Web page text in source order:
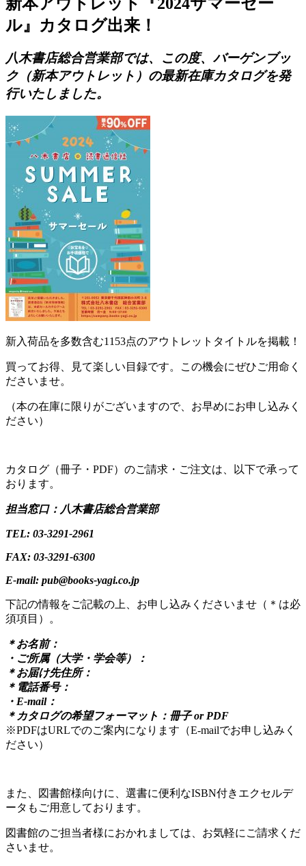
ル』カタログ出来！
八木書店総合営業部では、この度、バーゲンブッ
ク（新本アウトレット）の最新在庫カタログを発
行いたしました。
新入荷品を多数含む1153点のアウトレットタイトルを掲載！
買ってお得、見て楽しい目録です。この機会にぜひご用命く
ださいませ。
（本の在庫に限りがございますので、お早めにお申し込みく
ださい）
カタログ（冊子・PDF）のご請求・ご注文は、以下で承って
おります。
担当窓口：八木書店総合営業部
TEL: 03-3291-2961
FAX: 03-3291-6300
E-mail: pub@books-yagi.co.jp
下記の情報をご記載の上、お申し込みくださいませ（＊は必
須項目）。
＊お名前：
・ご所属（大学・学会等）：
＊お届け先住所：
＊電話番号：
・E-mail：
＊カタログの希望フォーマット：冊子 or PDF
※PDFはURLでのご案内になります（E-mailでお申し込みく
ださい）
また、図書館様向けに、選書に便利なISBN付きエクセルデ
ータもご用意しております。
図書館のご担当者様におかれましては、お気軽にご請求くだ
さいませ。